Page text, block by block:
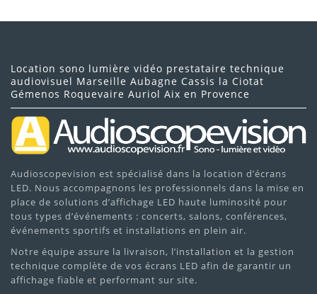
Location sono lumière vidéo prestataire technique
audiovisuel Marseille Aubagne Cassis la Ciotat
Gémenos Roquevaire Auriol Aix en Provence
Audioscopevision est spécialisé dans la location d’écrans
LED. Nous accompagnons les professionnels dans la mise en
place de solutions d’affichage LED haute luminosité pour
tous types d’événements : concerts, salons, conférences,
événements sportifs et installations en plein air.
Notre équipe assure la livraison, l’installation et la gestion
technique complète de vos écrans LED afin de garantir un
affichage fiable et performant sur site.